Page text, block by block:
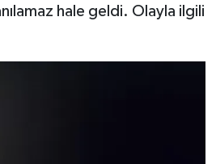
hale geldi. Olayla ilgili